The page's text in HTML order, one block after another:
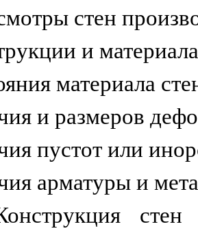
стен
и
материала
и размеров
пустот или
арматуры и
стен